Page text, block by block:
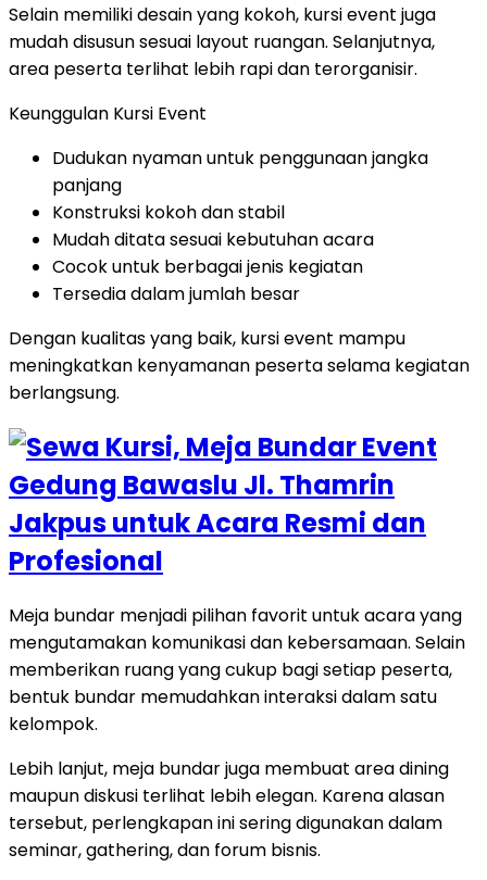
Selain memiliki desain yang kokoh, kursi event juga
mudah disusun sesuai layout ruangan. Selanjutnya,
area peserta terlihat lebih rapi dan terorganisir.
Keunggulan Kursi Event
Dudukan nyaman untuk penggunaan jangka
panjang
Konstruksi kokoh dan stabil
Mudah ditata sesuai kebutuhan acara
Cocok untuk berbagai jenis kegiatan
Tersedia dalam jumlah besar
Dengan kualitas yang baik, kursi event mampu
meningkatkan kenyamanan peserta selama kegiatan
berlangsung.
Meja bundar menjadi pilihan favorit untuk acara yang
mengutamakan komunikasi dan kebersamaan. Selain
memberikan ruang yang cukup bagi setiap peserta,
bentuk bundar memudahkan interaksi dalam satu
kelompok.
Lebih lanjut, meja bundar juga membuat area dining
maupun diskusi terlihat lebih elegan. Karena alasan
tersebut, perlengkapan ini sering digunakan dalam
seminar, gathering, dan forum bisnis.